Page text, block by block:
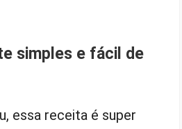
simples e fácil de
essa receita é super